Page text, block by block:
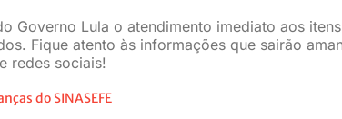
Governo Lula o atendimento imediato aos
Fique atento às informações que sairão
redes sociais!
do SINASEFE